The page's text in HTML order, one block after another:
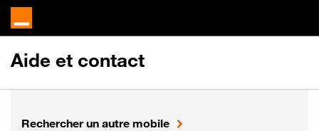
Aide et contact
Rechercher un autre mobile